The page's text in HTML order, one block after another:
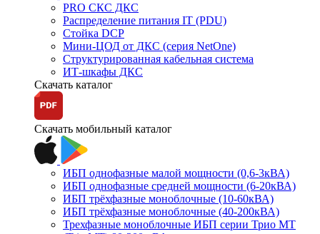
PRO СКС ДКС
Распределение питания IT (PDU)
Стойка DCP
Мини-ЦОД от ДКС (серия NetOne)
Структурированная кабельная система
ИТ-шкафы ДКС
Скачать каталог
Скачать мобильный каталог
ИБП однофазные малой мощности (0,6-3кВА)
ИБП однофазные средней мощности (6-20кВА)
ИБП трёхфазные моноблочные (10-60кВА)
ИБП трёхфазные моноблочные (40-200кВА)
Трехфазные моноблочные ИБП серии Трио МТ